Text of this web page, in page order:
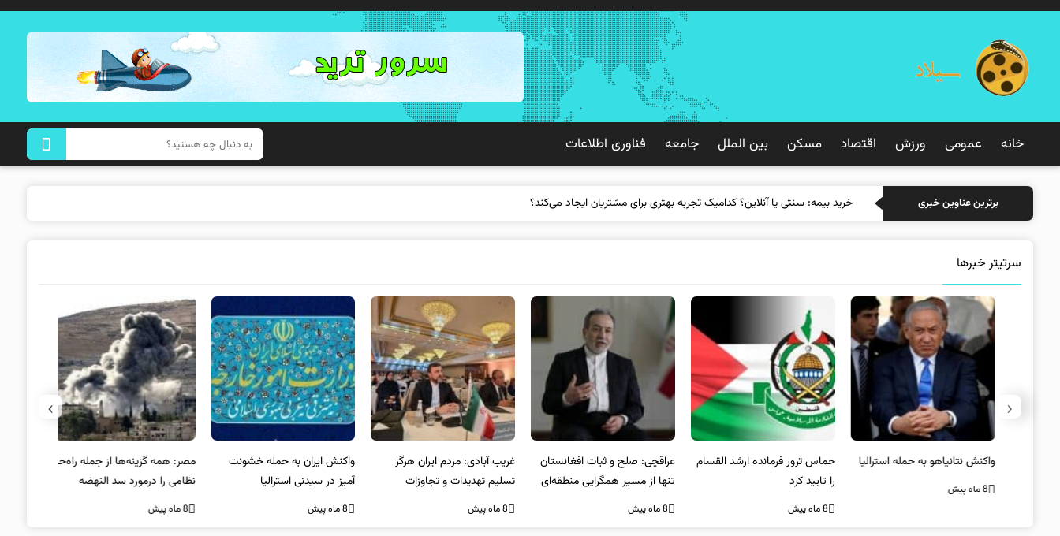
خانه عمومی ورزش اقتصاد مسکن بین الملل جامعه فناوری اطلاعات
برترین عناوین خبری خرید بیمه: سن
سرتیتر خبرها
واکنش نتانیاهو به حمله استرالیا
8 ماه پیش
حماس ترور فرمانده ارشد القسام
را تایید کرد
8 ماه پیش
عراقچی: صلح و ثبات افغانستان
تنها از مسیر همگرایی منطقه‌ای
محقق می‌شود
8 ماه پیش
غریب آبادی: مردم ایران هرگز
تسلیم تهدیدات و تجاوزات
نخواهند شد و متحد و منسجم
8 ماه پیش
واکنش ایران به حمله خشونت
آمیز در سیدنی استرالیا
8 ماه پیش
مصر: همه گزینه‌ها از جمله راه‌حل
نظامی را درمورد سد النهضه
بررسی می‌کنیم
8 ماه پیش
‹
›